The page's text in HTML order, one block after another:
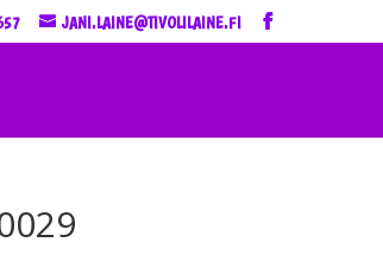
JANI.LAINE@TIVOLILAINE.FI